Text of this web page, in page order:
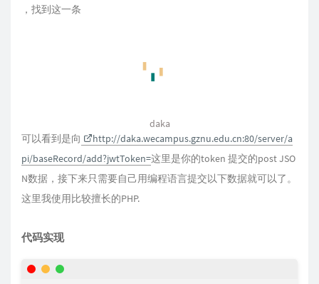
，找到这一条
pi/baseRecord/add?jwtToken=
这里是你的token 提交的post JSO
代码实现
<?php
   // qq:1790716272
header("Content-type: text/html; charset=utf-
$token = '这里替换你的token';//这里填写token=后面的